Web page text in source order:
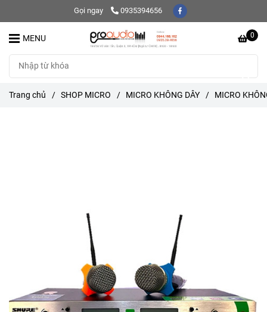
Gọi ngay 0935394656
0
MENU
Trang chủ / SHOP MICRO / MICRO KHÔNG DÂY / MICRO